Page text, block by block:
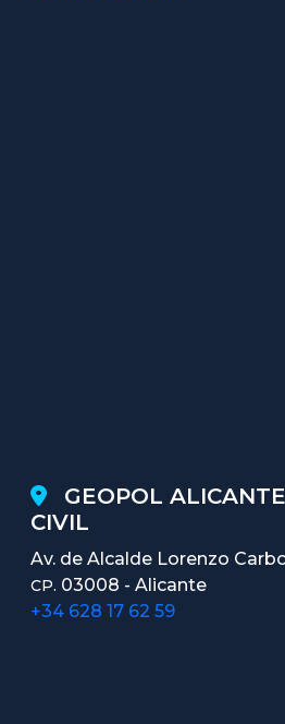
GEOPOL
CIVIL
Av. de Alcalde Lorenzo
CP. 03008 - Alicante
+34 628 17 62 59